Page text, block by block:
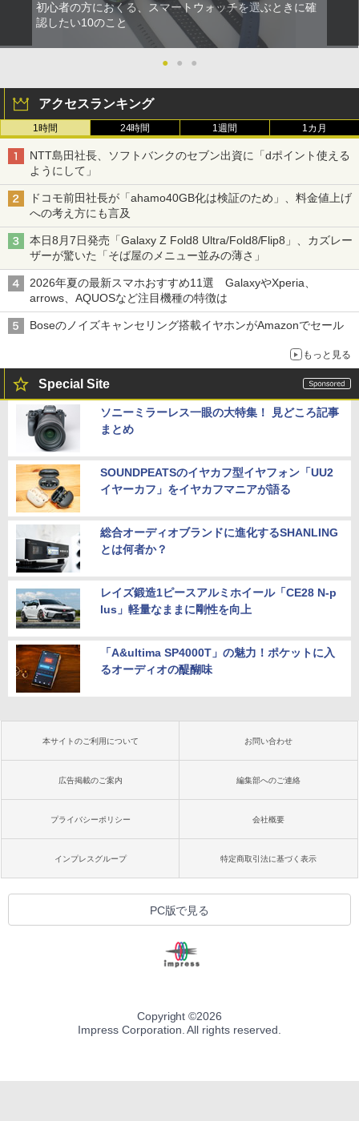
初心者の方におくる、スマートウォッチを選ぶときに確
認したい10のこと
● ● ●
アクセスランキング
1時間 24時間 1週間 1カ月
NTT島田社長、ソフトバンクのセブン出資に「dポイント使える
ようにして」
ドコモ前田社長が「ahamo40GB化は検証のため」、料金値上げ
への考え方にも言及
本日8月7日発売「Galaxy Z Fold8 Ultra/Fold8/Flip8」、カズレー
ザーが驚いた「そば屋のメニュー並みの薄さ」
2026年夏の最新スマホおすすめ11選 GalaxyやXperia、
arrows、AQUOSなど注目機種の特徴は
Boseのノイズキャンセリング搭載イヤホンがAmazonでセール
もっと見る
Special Site
ソニーミラーレス一眼の大特集！ 見どころ記事
まとめ
SOUNDPEATSのイヤカフ型イヤフォン「UU2
イヤーカフ」をイヤカフマニアが語る
総合オーディオブランドに進化するSHANLING
とは何者か？
レイズ鍛造1ピースアルミホイール「CE28 N-p
lus」軽量なままに剛性を向上
「A&ultima SP4000T」の魅力！ポケットに入
るオーディオの醍醐味
本サイトのご利用について お問い合わせ
広告掲載のご案内 編集部へのご連絡
プライバシーポリシー 会社概要
インプレスグループ 特定商取引法に基づく表示
PC版で見る
Copyright ©2026
Impress Corporation. All rights reserved.